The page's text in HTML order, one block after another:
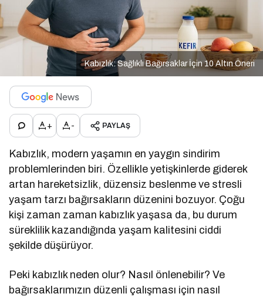
Kabızlık: Sağlıklı Bağırsaklar İçin 10 Altın Öneri
+ - PAYLAŞ
Kabızlık, modern yaşamın en yaygın sindirim
problemlerinden biri. Özellikle yetişkinlerde giderek
artan hareketsizlik, düzensiz beslenme ve stresli
yaşam tarzı bağırsakların düzenini bozuyor. Çoğu
kişi zaman zaman kabızlık yaşasa da, bu durum
süreklilik kazandığında yaşam kalitesini ciddi
şekilde düşürüyor.
Peki kabızlık neden olur? Nasıl önlenebilir? Ve
bağırsaklarımızın düzenli çalışması için nasıl